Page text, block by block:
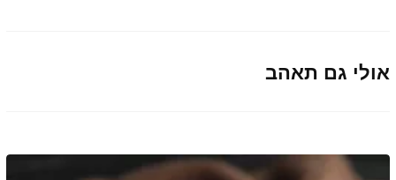
אולי גם תאהב